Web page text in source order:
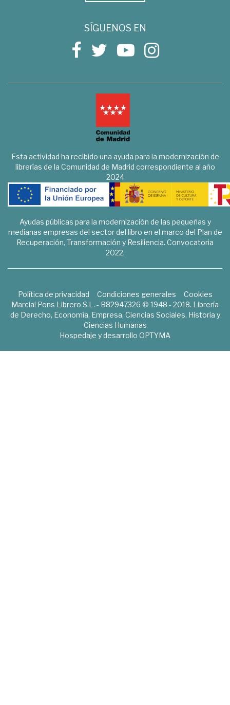
SÍGUENOS EN
Esta actividad ha recibido una ayuda para la modernización de
librerías de la Comunidad de Madrid correspondiente al año
2024
Ayudas públicas para la modernización de las pequeñas y
medianas empresas del sector del libro en el marco del Plan de
Recuperación, Transformación y Resiliencia. Convocatoria
2022.
Política de privacidad Condiciones generales
Cookies
Marcial Pons Librero S.L. - B82947326 © 1948 - 2018. Librería
de Derecho, Economía, Empresa, Ciencias Sociales, Historia y
Ciencias Humanas
Hospedaje y desarrollo OPTYMA